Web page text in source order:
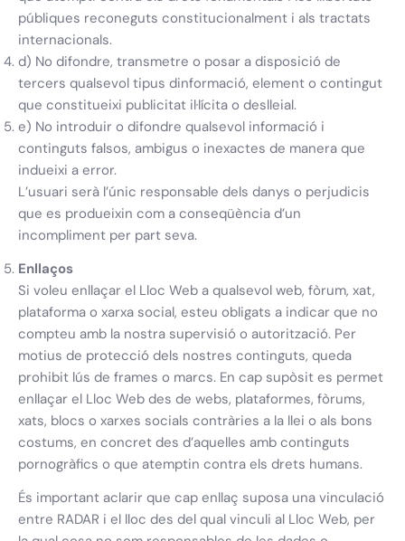
públiques reconeguts constitucionalment i als tractats
internacionals.
d) No difondre, transmetre o posar a disposició de
tercers qualsevol tipus dinformació, element o contingut
que constitueixi publicitat il·lícita o deslleial.
e) No introduir o difondre qualsevol informació i
continguts falsos, ambigus o inexactes de manera que
indueixi a error.
L’usuari serà l’únic responsable dels danys o perjudicis
que es produeixin com a conseqüència d’un
incompliment per part seva.
Enllaços
Si voleu enllaçar el Lloc Web a qualsevol web, fòrum, xat,
plataforma o xarxa social, esteu obligats a indicar que no
compteu amb la nostra supervisió o autorització. Per
motius de protecció dels nostres continguts, queda
prohibit lús de frames o marcs. En cap supòsit es permet
enllaçar el Lloc Web des de webs, plataformes, fòrums,
xats, blocs o xarxes socials contràries a la llei o als bons
costums, en concret des d’aquelles amb continguts
pornogràfics o que atemptin contra els drets humans.
És important aclarir que cap enllaç suposa una vinculació
entre RADAR i el lloc des del qual vinculi al Lloc Web, per